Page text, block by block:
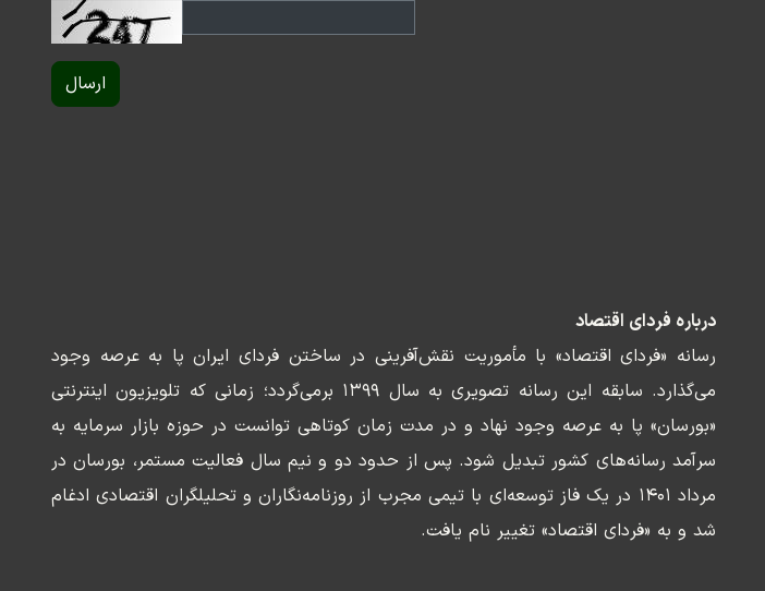
ارسال
درباره فردای اقتصاد
رسانه «فردای اقتصاد» با مأموریت نقش‌آفرینی در ساختن فردای ایران پا به عرصه وجود
می‌گذارد. سابقه این رسانه تصویری به سال ۱۳۹۹ برمی‌گردد؛ زمانی که تلویزیون اینترنتی
«بورسان» پا به عرصه وجود نهاد و در مدت زمان کوتاهی توانست در حوزه بازار سرمایه به
سرآمد رسانه‌های کشور تبدیل شود. پس از حدود دو و نیم سال فعالیت مستمر، بورسان در
مرداد ۱۴۰۱ در یک فاز توسعه‌ای با تیمی مجرب از روزنامه‌نگاران و تحلیلگران اقتصادی ادغام
شد و به «فردای اقتصاد» تغییر نام یافت.